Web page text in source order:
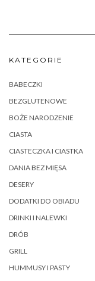
KATEGORIE
BABECZKI
BEZGLUTENOWE
BOŻE NARODZENIE
CIASTA
CIASTECZKA I CIASTKA
DANIA BEZ MIĘSA
DESERY
DODATKI DO OBIADU
DRINKI I NALEWKI
DRÓB
GRILL
HUMMUSY I PASTY